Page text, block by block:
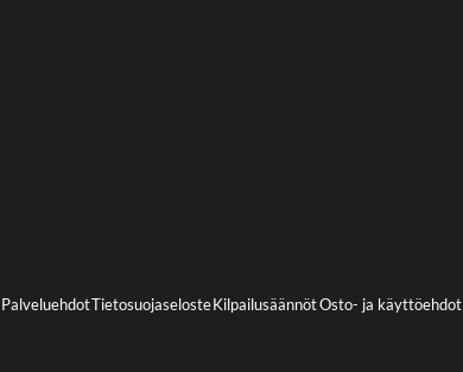
PalveluehdotTietosuojaselosteKilpailusäännötOsto- ja käyttöehdot